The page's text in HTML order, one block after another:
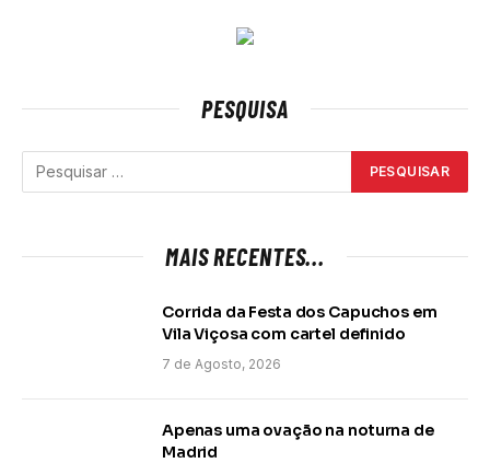
PESQUISA
MAIS RECENTES...
Corrida da Festa dos Capuchos em
Vila Viçosa com cartel definido
7 de Agosto, 2026
Apenas uma ovação na noturna de
Madrid